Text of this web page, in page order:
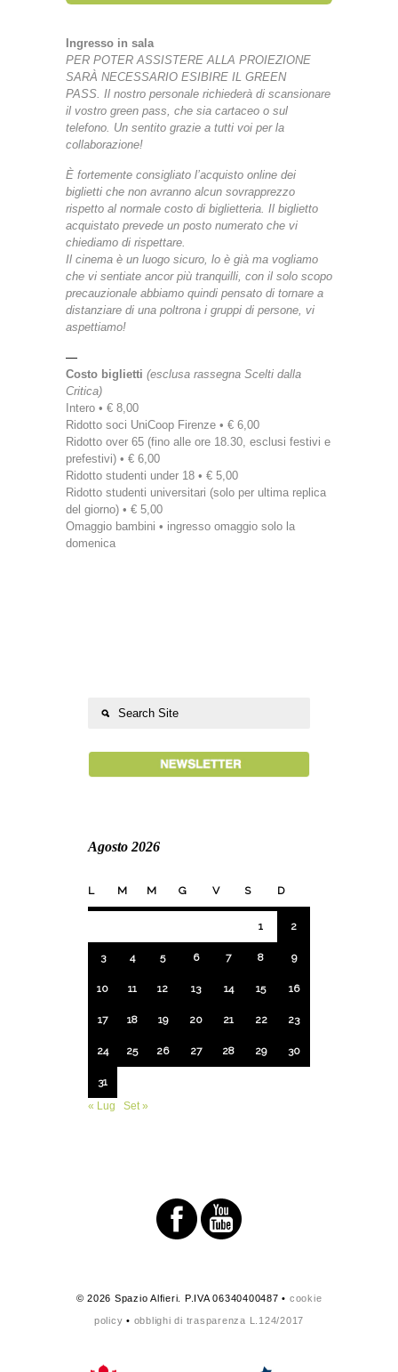
Ingresso in sala
PER POTER ASSISTERE ALLA PROIEZIONE
SARÀ NECESSARIO ESIBIRE IL GREEN
PASS. Il nostro personale richiederà di scansionare
il vostro green pass, che sia cartaceo o sul
telefono. Un sentito grazie a tutti voi per la
collaborazione!
È fortemente consigliato l’acquisto online dei
biglietti che non avranno alcun sovrapprezzo
rispetto al normale costo di biglietteria. Il biglietto
acquistato prevede un posto numerato che vi
chiediamo di rispettare.
Il cinema è un luogo sicuro, lo è già ma vogliamo
che vi sentiate ancor più tranquilli, con il solo scopo
precauzionale abbiamo quindi pensato di tornare a
distanziare di una poltrona i gruppi di persone, vi
aspettiamo!
—
Costo biglietti (esclusa rassegna Scelti dalla
Critica)
Intero • € 8,00
Ridotto soci UniCoop Firenze • € 6,00
Ridotto over 65 (fino alle ore 18.30, esclusi festivi e
prefestivi) • € 6,00
Ridotto studenti under 18 • € 5,00
Ridotto studenti universitari (solo per ultima replica
del giorno) • € 5,00
Omaggio bambini • ingresso omaggio solo la
domenica
Agosto 2026
L M M G V S D
1 2
3 4 5 6 7 8 9
10 11 12 13 14 15 16
17 18 19 20 21 22 23
24 25 26 27 28 29 30
31
« Lug
Set »
© 2026 Spazio Alfieri. P.IVA 06340400487 • cookie
policy • obblighi di trasparenza L.124/2017